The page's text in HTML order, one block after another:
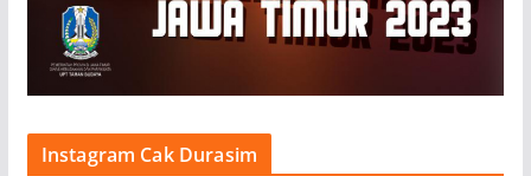
Instagram Cak Durasim